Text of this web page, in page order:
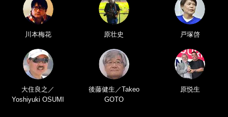
川本梅花 原壮史 戸塚啓
大住良之／
Yoshiyuki OSUMI
後藤健生／Takeo
GOTO
原悦生